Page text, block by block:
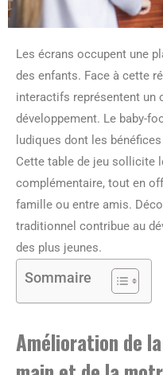
Les écrans occupent une
des enfants. Face à cette
interactifs représentent un
développement. Le baby-
ludiques dont les
Cette table de jeu sollicite
complémentaire, tout en
famille ou entre amis.
traditionnel contribue au
des plus jeunes.
Sommaire
Amélioration de